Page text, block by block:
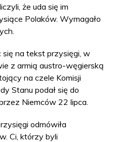
że uda się im
Polaków. Wymagało
na tekst przysięgi, w
z armią austro-węgierską
na czele Komisji
Stanu podał się do
Niemców 22 lipca.
odmówiła
Ci, którzy byli